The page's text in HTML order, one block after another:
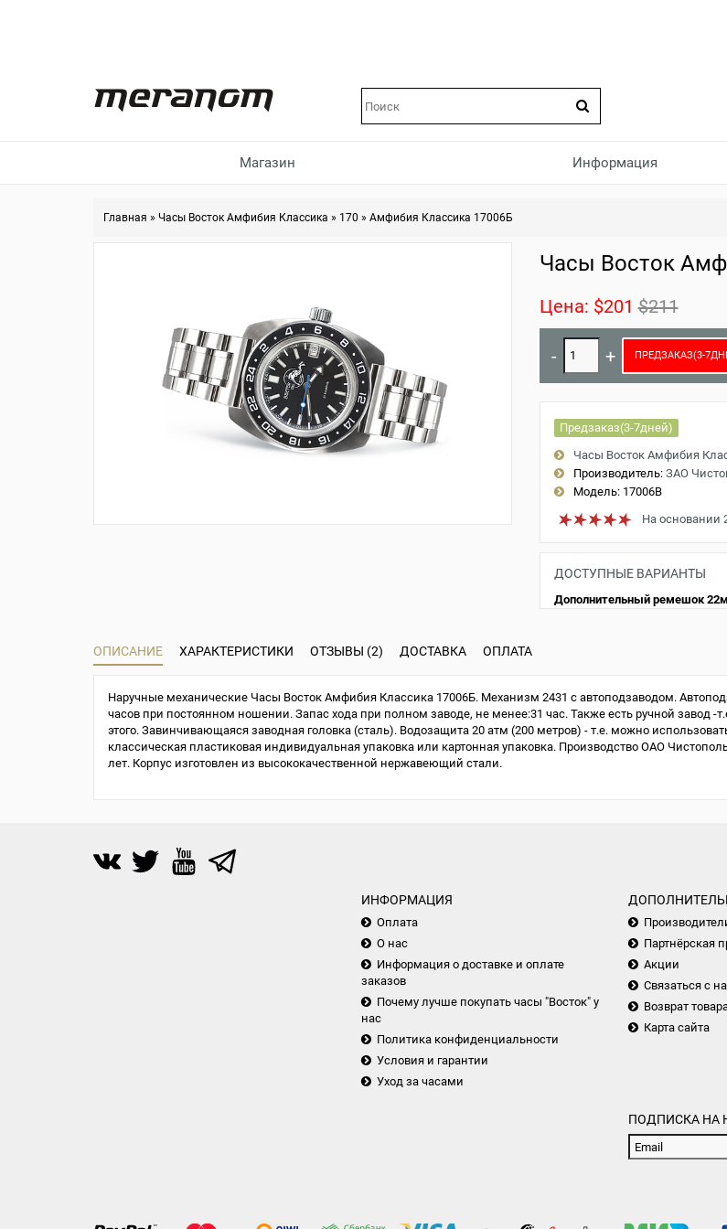
Магазин Информация
Главная » Часы Восток Амфибия Классика » 170 » Амфибия Классика 17006Б
Часы Восток
Цена: $201 $211
ПРЕДЗАКАЗ(3-
Предзаказ(3-7дней)
Часы Восток Амфибия
Производитель: ЗАО
Модель:17006B
На основании
ДОСТУПНЫЕ ВАРИАНТЫ
Дополнительный ремешок
ОПИСАНИЕ ХАРАКТЕРИСТИКИ ОТЗЫВЫ (2) ДОСТАВКА ОПЛАТА
Наручные механические Часы Восток Амфибия Классика 17006Б. Механизм 2431 с автоподзаводом.
часов при постоянном ношении. Запас хода при полном заводе, не менее:31 час. Также есть ручной завод
этого. Завинчивающаяся заводная головка (сталь). Водозащита 20 атм (200 метров) - т.е. можно
классическая пластиковая индивидуальная упаковка или картонная упаковка. Производство ОАО
лет. Корпус изготовлен из высококачественной нержавеющий стали.
ИНФОРМАЦИЯ
Оплата
О нас
Информация о доставке и оплате
заказов
Почему лучше покупать часы "Восток" у
нас
Политика конфиденциальности
Условия и гарантии
Уход за часами
Партнёрская
Акции
Связаться с
Возврат
Карта сайта
ПОДПИСКА НА